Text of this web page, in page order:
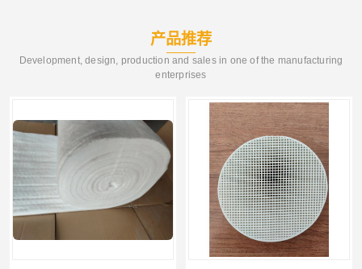
产品推荐
Development, design, production and sales in one of the manufacturing
enterprises